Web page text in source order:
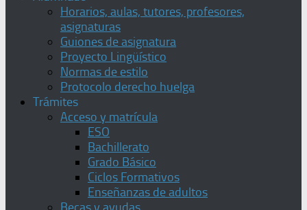
Horarios, aulas, tutores, profesores,
asignaturas
Guiones de asignatura
Proyecto Lingüístico
Normas de estilo
Protocolo derecho huelga
Trámites
Acceso y matrícula
ESO
Bachillerato
Grado Básico
Ciclos Formativos
Enseñanzas de adultos